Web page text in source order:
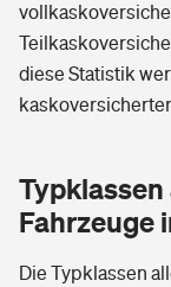
diese Statistik
Fahrzeuge
Die Typklassen